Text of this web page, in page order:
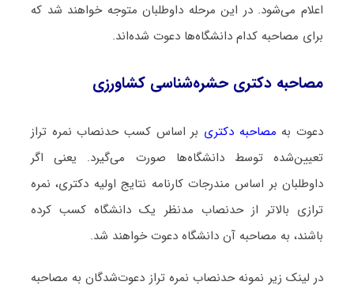
اعلام می‌شود. در این مرحله داوطلبان متوجه خواهند شد که
برای مصاحبه کدام دانشگاه‌ها دعوت شده‌اند.
مصاحبه دکتری حشره‌شناسی کشاورزی
دعوت به مصاحبه دکتری بر اساس کسب حدنصاب نمره تراز
تعیین‌شده توسط دانشگاه‌ها صورت می‌گیرد. یعنی اگر
داوطلبان بر اساس مندرجات کارنامه نتایج اولیه دکتری، نمره
ترازی بالاتر از حدنصاب مدنظر یک دانشگاه کسب کرده
باشند، به مصاحبه آن دانشگاه دعوت خواهند شد.
در لینک زیر نمونه حدنصاب نمره تراز دعوت‌شدگان به مصاحبه